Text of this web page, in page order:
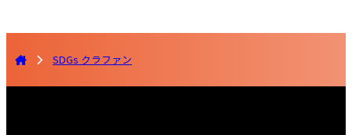
SDGs クラファン